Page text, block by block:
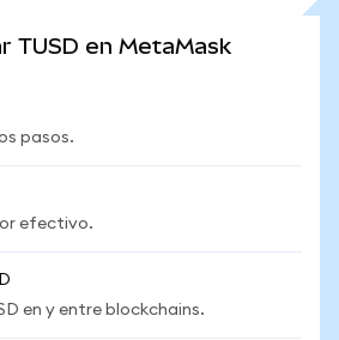
TUSD en MetaMask
pasos.
efectivo.
en y entre blockchains.